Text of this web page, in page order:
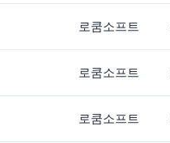
로쿰소프트
로쿰소프트
로쿰소프트